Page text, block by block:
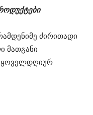
ძირითადი
მათგანი
ყოველდღიურ